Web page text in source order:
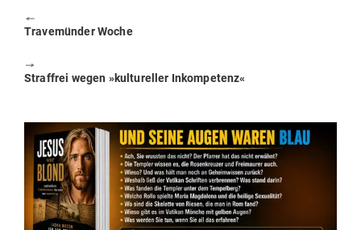
🠔
Previous
Tra­ve­münder Woche
🠖
Next
Straffrei wegen »kul­tu­reller Inkompetenz«